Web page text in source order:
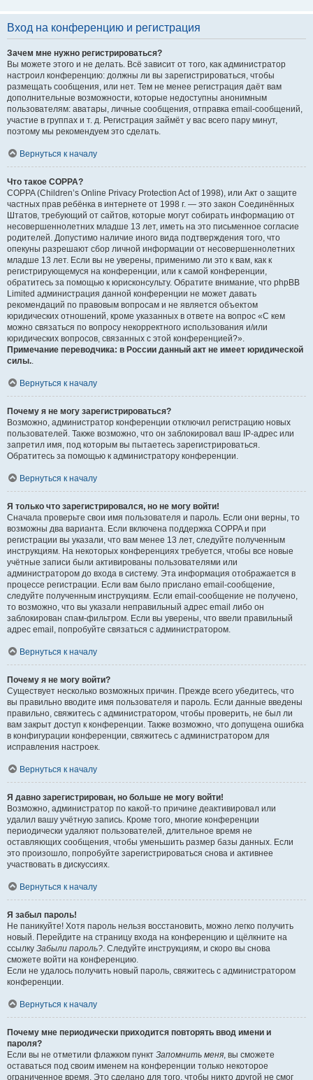
Вход на конференцию и регистрация
Зачем мне нужно регистрироваться?
Вы можете этого и не делать. Всё зависит от того, как администратор
настроил конференцию: должны ли вы зарегистрироваться, чтобы
размещать сообщения, или нет. Тем не менее регистрация даёт вам
дополнительные возможности, которые недоступны анонимным
пользователям: аватары, личные сообщения, отправка email-сообщений,
участие в группах и т. д. Регистрация займёт у вас всего пару минут,
поэтому мы рекомендуем это сделать.
Вернуться к началу
Что такое COPPA?
COPPA (Children’s Online Privacy Protection Act of 1998), или Акт о защите
частных прав ребёнка в интернете от 1998 г. — это закон Соединённых
Штатов, требующий от сайтов, которые могут собирать информацию от
несовершеннолетних младше 13 лет, иметь на это письменное согласие
родителей. Допустимо наличие иного вида подтверждения того, что
опекуны разрешают сбор личной информации от несовершеннолетних
младше 13 лет. Если вы не уверены, применимо ли это к вам, как к
регистрирующемуся на конференции, или к самой конференции,
обратитесь за помощью к юрисконсульту. Обратите внимание, что phpBB
Limited администрация данной конференции не может давать
рекомендаций по правовым вопросам и не является объектом
юридических отношений, кроме указанных в ответе на вопрос «С кем
можно связаться по вопросу некорректного использования и/или
юридических вопросов, связанных с этой конференцией?».
Примечание переводчика: в России данный акт не имеет юридической
силы..
Вернуться к началу
Почему я не могу зарегистрироваться?
Возможно, администратор конференции отключил регистрацию новых
пользователей. Также возможно, что он заблокировал ваш IP-адрес или
запретил имя, под которым вы пытаетесь зарегистрироваться.
Обратитесь за помощью к администратору конференции.
Вернуться к началу
Я только что зарегистрировался, но не могу войти!
Сначала проверьте свои имя пользователя и пароль. Если они верны, то
возможны два варианта. Если включена поддержка COPPA и при
регистрации вы указали, что вам менее 13 лет, следуйте полученным
инструкциям. На некоторых конференциях требуется, чтобы все новые
учётные записи были активированы пользователями или
администратором до входа в систему. Эта информация отображается в
процессе регистрации. Если вам было прислано email-сообщение,
следуйте полученным инструкциям. Если email-сообщение не получено,
то возможно, что вы указали неправильный адрес email либо он
заблокирован спам-фильтром. Если вы уверены, что ввели правильный
адрес email, попробуйте связаться с администратором.
Вернуться к началу
Почему я не могу войти?
Существует несколько возможных причин. Прежде всего убедитесь, что
вы правильно вводите имя пользователя и пароль. Если данные введены
правильно, свяжитесь с администратором, чтобы проверить, не был ли
вам закрыт доступ к конференции. Также возможно, что допущена ошибка
в конфигурации конференции, свяжитесь с администратором для
исправления настроек.
Вернуться к началу
Я давно зарегистрирован, но больше не могу войти!
Возможно, администратор по какой-то причине деактивировал или
удалил вашу учётную запись. Кроме того, многие конференции
периодически удаляют пользователей, длительное время не
оставляющих сообщения, чтобы уменьшить размер базы данных. Если
это произошло, попробуйте зарегистрироваться снова и активнее
участвовать в дискуссиях.
Вернуться к началу
Я забыл пароль!
Не паникуйте! Хотя пароль нельзя восстановить, можно легко получить
новый. Перейдите на страницу входа на конференцию и щёлкните на
ссылку Забыли пароль?. Следуйте инструкциям, и скоро вы снова
сможете войти на конференцию.
Если не удалось получить новый пароль, свяжитесь с администратором
конференции.
Вернуться к началу
Почему мне периодически приходится повторять ввод имени и
пароля?
Если вы не отметили флажком пункт Запомнить меня, вы сможете
оставаться под своим именем на конференции только некоторое
ограниченное время. Это сделано для того, чтобы никто другой не смог